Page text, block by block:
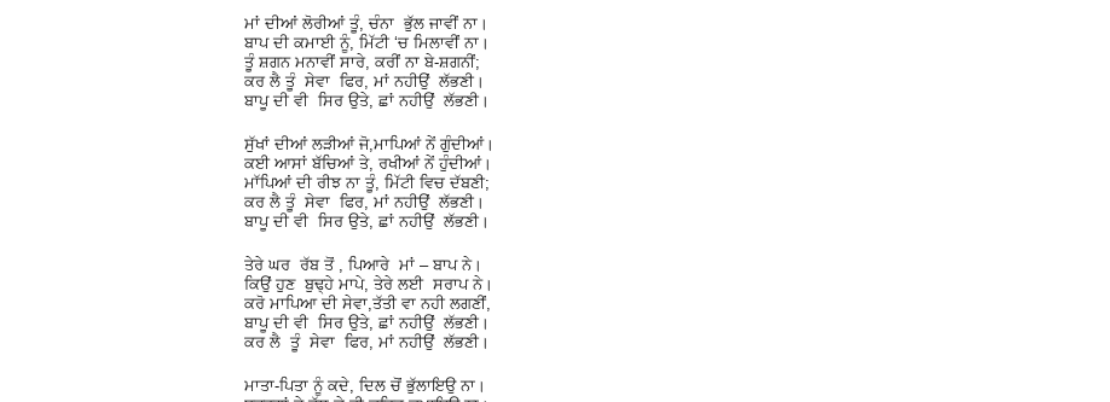
ਮਾਂ ਦੀਆਂ ਲੋਰੀਆਂ ਤੂੰ, ਚੰਨਾ ਭੁੱਲ ਜਾਵੀਂ ਨਾ।
ਬਾਪ ਦੀ ਕਮਾਈ ਨੂੰ, ਮਿੱਟੀ ‘ਚ ਮਿਲਾਵੀਂ ਨਾ।
ਤੂੰ ਸ਼ਗਨ ਮਨਾਵੀਂ ਸਾਰੇ, ਕਰੀਂ ਨਾ ਬੇ-ਸ਼ਗਨੀਂ;
ਕਰ ਲੈ ਤੂੰ ਸੇਵਾ ਫਿਰ, ਮਾਂ ਨਹੀਉਂ ਲੱਭਣੀ।
ਬਾਪੂ ਦੀ ਵੀ ਸਿਰ ਉਤੇ, ਛਾਂ ਨਹੀਉਂ ਲੱਭਣੀ।
ਸੁੱਖਾਂ ਦੀਆਂ ਲੜੀਆਂ ਜੋ,ਮਾਪਿਆਂ ਨੇਂ ਗੁੰਦੀਆਂ।
ਕਈ ਆਸਾਂ ਬੱਚਿਆਂ ਤੇ, ਰਖੀਆਂ ਨੇਂ ਹੁੰਦੀਆਂ।
ਮਾੱਪਿਆਂ ਦੀ ਰੀਝ ਨਾ ਤੂੰ, ਮਿੱਟੀ ਵਿਚ ਦੱਬਣੀ;
ਕਰ ਲੈ ਤੂੰ ਸੇਵਾ ਫਿਰ, ਮਾਂ ਨਹੀਉਂ ਲੱਭਣੀ।
ਬਾਪੂ ਦੀ ਵੀ ਸਿਰ ਉਤੇ, ਛਾਂ ਨਹੀਉਂ ਲੱਭਣੀ।
ਤੇਰੇ ਘਰ ਰੱਬ ਤੋਂ , ਪਿਆਰੇ ਮਾਂ – ਬਾਪ ਨੇ।
ਕਿਉਂ ਹੁਣ ਬੁਢ੍ਹੇ ਮਾਪੇ, ਤੇਰੇ ਲਈ ਸਰਾਪ ਨੇ।
ਕਰੋ ਮਾਪਿਆ ਦੀ ਸੇਵਾ,ਤੱਤੀ ਵਾ ਨਹੀ ਲਗਣੀਂ,
ਬਾਪੂ ਦੀ ਵੀ ਸਿਰ ਉਤੇ, ਛਾਂ ਨਹੀਉਂ ਲੱਭਣੀ।
ਕਰ ਲੈ ਤੂੰ ਸੇਵਾ ਫਿਰ, ਮਾਂ ਨਹੀਉਂ ਲੱਭਣੀ।
ਮਾਤਾ-ਪਿਤਾ ਨੂੰ ਕਦੇ, ਦਿਲ ਚੋਂ ਭੁੱਲਾਇਉ ਨਾ।